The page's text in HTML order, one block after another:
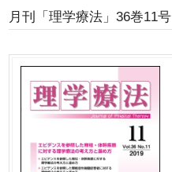
月刊「理学療法」36巻11号